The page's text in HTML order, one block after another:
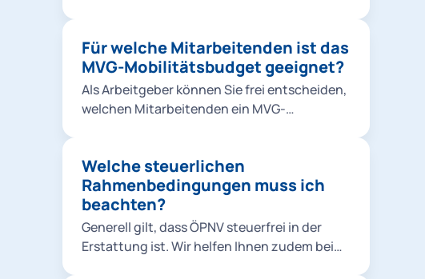
Sie wählen: ÖPNV: Nah- und Regionalverkehr
innerhalb Deutschlands im Rahmen des
Deutschlandticket Job oder U-Bahn, S-
Bahn, Bus und Tram im MVV-Gebiet Sharing-
empfehlen grundsätzlich, Ihren
Mitarbeitenden alle Angebote zur
Verfügung zu stellen - für größtmögliche
Flexibilität. Sie können den Rahmen aber
selbstverständlich frei wählen.
Für welche Mitarbeitenden ist das
MVG-Mobilitätsbudget geeignet?
Als Arbeitgeber können Sie frei entscheiden,
welchen Mitarbeitenden ein MVG-
Einschränkung, egal ob Auszubildende,
Werkstudierende, Festangestellte oder
Führungskräfte. Bei Bedarf können
verschiedenen Personen, Gruppen etc.
individuelle Budgethöhen zugewiesen
Welche steuerlichen
Rahmenbedingungen muss ich
beachten?
Generell gilt, dass ÖPNV steuerfrei in der
Erstattung ist. Wir helfen Ihnen zudem bei